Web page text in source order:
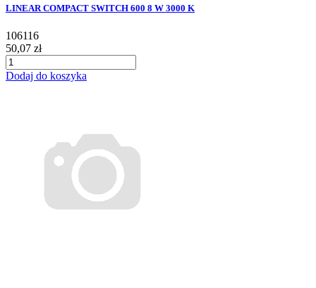
LINEAR COMPACT SWITCH 600 8 W 3000 K
106116
50,07 zł
Dodaj do koszyka